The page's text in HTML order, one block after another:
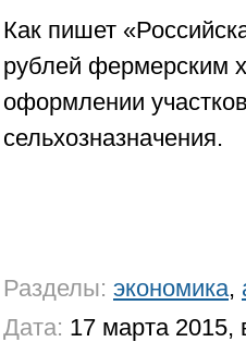
Как пишет
рублей фермерским
оформлении
сельхозназначения.
Разделы: экономика,
Дата: 17 марта 2015,